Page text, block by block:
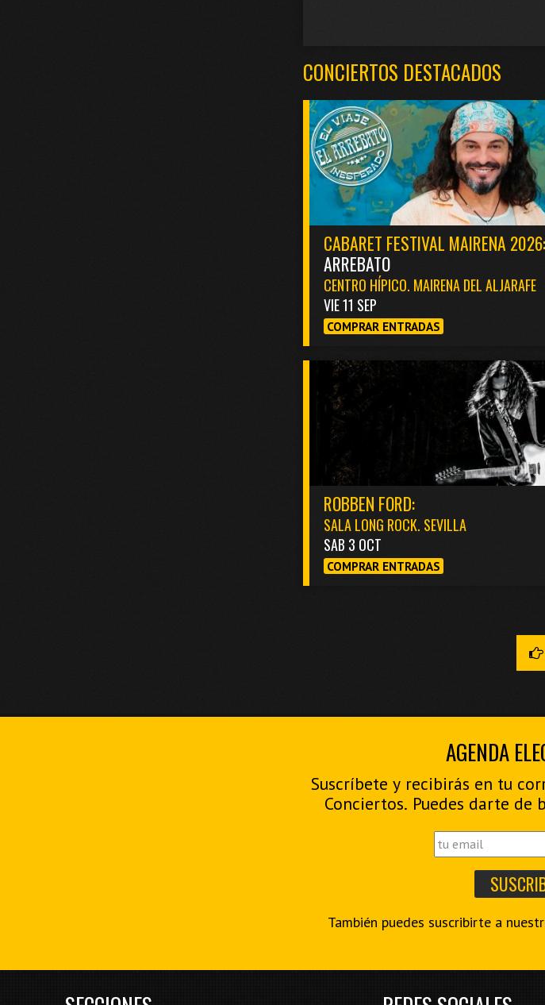
CONCIERTOS DESTACADOS
CABARET FESTIVAL MAIRENA 2026:
ARREBATO
CENTRO HÍPICO. MAIRENA DEL ALJARAFE
VIE 11 SEP
COMPRAR ENTRADAS
ROBBEN FORD:
SALA LONG ROCK. SEVILLA
SAB 3 OCT
COMPRAR ENTRADAS
AGENDA
Suscríbete y recibirás en tu
Conciertos. Puedes darte
También puedes suscribirte a